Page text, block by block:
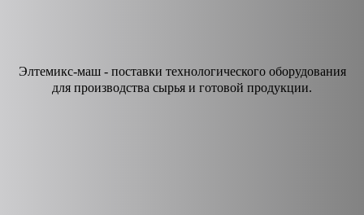
Элтемикс-маш - поставки технологического оборудования
для производства сырья и готовой продукции.